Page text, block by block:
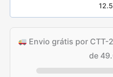
Envio grátis por CTT-
de